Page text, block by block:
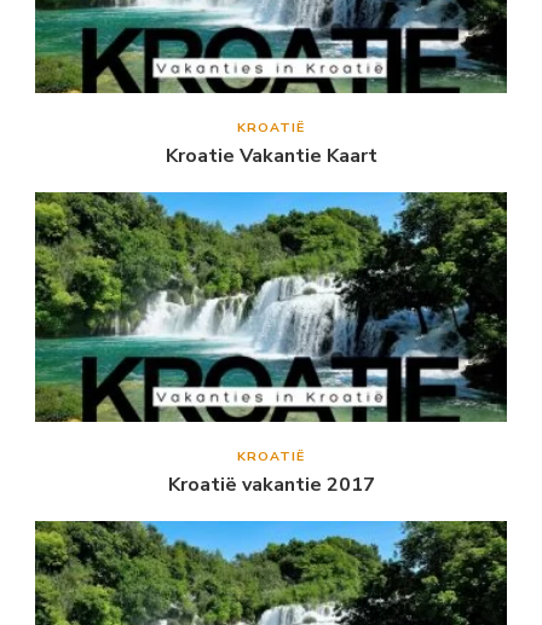
KROATIË
Kroatie Vakantie Kaart
KROATIË
Kroatië vakantie 2017